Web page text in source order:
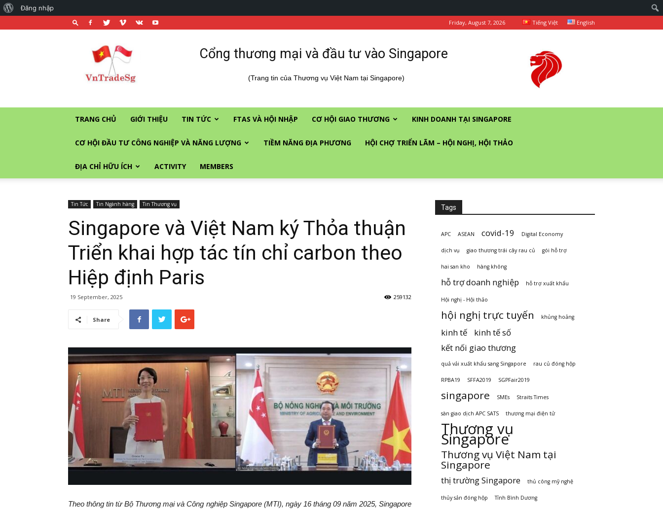
Friday, August 7, 2026 Tiếng Việt English
Cổng
thương
và
vào
Singapore
Cổng thương mại và đầu tư vào Singapore
(Trang tin của Thương vụ Việt Nam tại Singapore)
TRANG CHỦ GIỚI THIỆU TIN TỨC FTAS VÀ HỘI NHẬP CƠ HỘI GIAO THƯƠNG KINH DOANH TẠI SINGAPORE
CƠ HỘI ĐẦU TƯ CÔNG NGHIỆP VÀ NĂNG LƯỢNG TIỀM NĂNG ĐỊA PHƯƠNG HỘI CHỢ TRIỂN LÃM – HỘI NGHỊ, HỘI THẢO
ĐỊA CHỈ HỮU ÍCH ACTIVITY MEMBERS
Tin Tức Tin Ngành hàng Tin Thương vụ
Singapore và Việt Nam ký Thỏa thuận
Triển khai hợp tác tín chỉ carbon theo
Hiệp định Paris
19 September, 2025 259132
Share
Theo thông tin từ Bộ Thương mại và Công nghiệp Singapore (MTI), ngày 16 tháng 09 năm 2025, Singapore
Tags
APC ASEAN covid-19 Digital Economy
dịch vụ giao thương trái cây rau củ gói hỗ trợ
hai san kho hàng không
hỗ trợ doanh nghiệp hỗ trợ xuất khẩu
Hội nghị - Hội thảo
hội nghị trực tuyến khủng hoảng
kinh tế
kinh tế số
kết nối giao thương
quả vải xuất khẩu sang Singapore rau củ đóng hộp
RPBA19 SFFA2019 SGPFair2019
singapore SMEs Straits Times
sàn giao dịch APC SATS thương mại điện tử
Thương vụ
Singapore
Thương vụ Việt Nam tại
Singapore
thị trường Singapore thủ công mỹ nghệ
thủy sản đóng hộp Tỉnh Bình Dương
About
Đăng nhập